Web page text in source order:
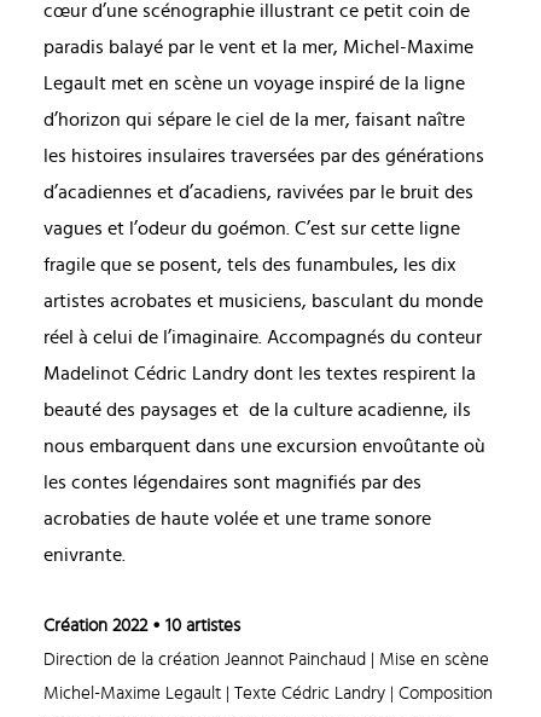
cœur d’une scénographie illustrant ce petit coin de
paradis balayé par le vent et la mer, Michel-Maxime
Legault met en scène un voyage inspiré de la ligne
d’horizon qui sépare le ciel de la mer, faisant naître
les histoires insulaires traversées par des générations
d’acadiennes et d’acadiens, ravivées par le bruit des
vagues et l’odeur du goémon. C’est sur cette ligne
fragile que se posent, tels des funambules, les dix
artistes acrobates et musiciens, basculant du monde
réel à celui de l’imaginaire. Accompagnés du conteur
Madelinot Cédric Landry dont les textes respirent la
beauté des paysages et de la culture acadienne, ils
nous embarquent dans une excursion envoûtante où
les contes légendaires sont magnifiés par des
acrobaties de haute volée et une trame sonore
enivrante.
Création 2022• 10 artistes
Direction de la création Jeannot Painchaud | Mise en scène
Michel-Maxime Legault | Texte Cédric Landry | Composition